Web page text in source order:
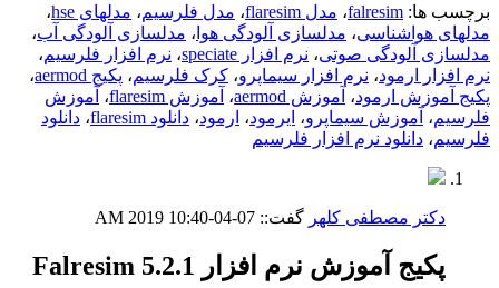
برچسب ها: falresim، مدل flaresim ، مدل فلرسیم، مدلهای hse
،
مدلهای هواشناسی، مدلسازی آلودگی هوا ، مدلسازی آلودگی آب،
مدلسازی آلودگی صوتی، نرم افزار speciate ، نرم افزار فلرسیم،
نرم افزار ارمود، نرم افزار سیماپرو، کرک فلرسیم، پکیج aermod
،
پکیج آموزش ارمود، آموزش aermod ، آموزش flaresim ، آموزش
فلرسیم، آموزش سیماپرو، ایرمود، ارمود، دانلود flaresim ، دانلود
فلرسیم، دانلود نرم افزار فلرسیم
دکتر مصطفی کلهر گفت:: 07-04-2019
10:40 AM
پکیج آموزش نرم افزار Falresim 5.2.1